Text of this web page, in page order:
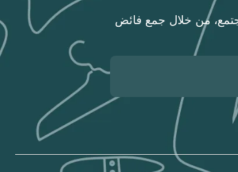
على مد يد العون للبيئة والمجتمع، من خلال جمع فائض